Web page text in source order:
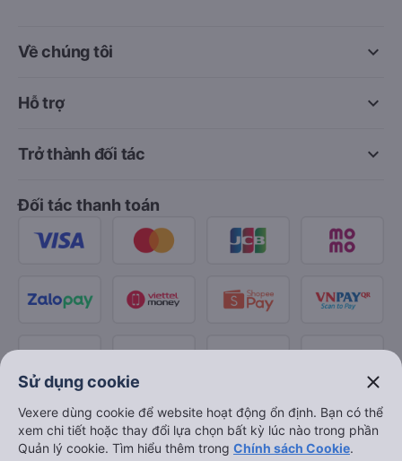
keyboard_arrow_down
Về chúng tôi
keyboard_arrow_down
Hỗ trợ
keyboard_arrow_down
Trở thành đối tác
Đối tác thanh toán
Sử dụng cookie close
Vexere dùng cookie để website hoạt động ổn định. Bạn có thể
xem chi tiết hoặc thay đổi lựa chọn bất kỳ lúc nào trong phần
Quản lý cookie. Tìm hiểu thêm trong Chính sách Cookie.